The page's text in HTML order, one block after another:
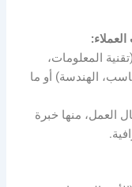
المعلومات،
الهندسة) أو ما
سنة في مجال العمل، منها خبرة